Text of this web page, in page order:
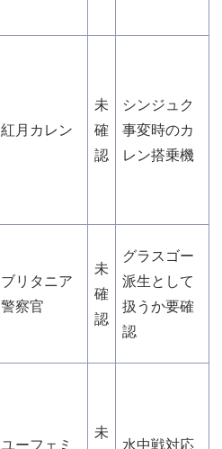
紅月カレン
未
確
認
シンジュク
事変時のカ
レン搭乗機
ブリタニア
警察官
未
確
認
グラスゴー
派生として
扱うか要確
認
ユーフェミ
未
水中戦対応